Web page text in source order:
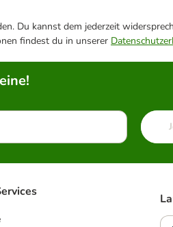
Du kannst dem jederzeit
findest du in unserer